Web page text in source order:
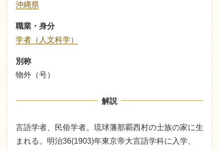
沖縄県
職業・身分
学者（人文科学）
別称
物外（号）
解説
言語学者、民俗学者。琉球藩那覇西村の士族の家に生
まれる。明治36(1903)年東京帝大言語学科に入学、